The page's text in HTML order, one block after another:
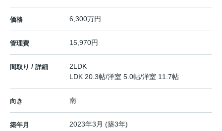
価格 6,300万円
管理費 15,970円
間取り / 詳細
2LDK
LDK 20.3帖/洋室 5.0帖/洋室 11.7帖
向き 南
築年月 2023年3月 (築3年)